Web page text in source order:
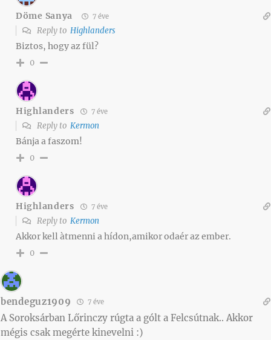
Döme Sanya 7 éve
Reply to Highlanders
Biztos, hogy az fül?
0
Highlanders 7 éve
Reply to Kermon
Bánja a faszom!
0
Highlanders 7 éve
Reply to Kermon
Akkor kell àtmenni a hídon,amikor odaér az ember.
0
bendeguz1909 7 éve
A Soroksárban Lőrinczy rúgta a gólt a Felcsútnak.. Akkor
mégis csak megérte kinevelni :)